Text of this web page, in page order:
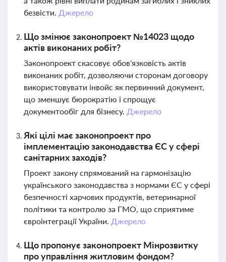
безвісти. Джерело
Що змінює законопроект №14023 щодо
актів виконаних робіт?
Законопроект скасовує обов'язковість актів
виконаних робіт, дозволяючи сторонам договору
використовувати інвойс як первинний документ,
що зменшує бюрократію і спрощує
документообіг для бізнесу. Джерело
Які цілі має законопроект про
імплементацію законодавства ЄС у сфері
санітарних заходів?
Проект закону спрямований на гармонізацію
українського законодавства з нормами ЄС у сфері
безпечності харчових продуктів, ветеринарної
політики та контролю за ГМО, що сприятиме
євроінтеграції України. Джерело
Що пропонує законопроект Мінрoзвитку
про управління житловим фондом?